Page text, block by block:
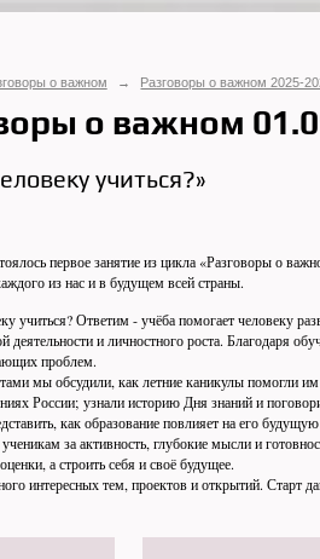
о важном → Разговоры о важном 2025-
о важном
учиться?»
первое занятие из цикла «Разговоры о
из нас и в будущем всей страны.
учиться? Ответим - учёба помогает человеку
деятельности и личностного роста. Благодаря
проблем.
мы обсудили, как летние каникулы помогли
России; узнали историю Дня знаний и
как образование повлияет на его
за активность, глубокие мысли и
а строить себя и своё будущее.
интересных тем, проектов и открытий. Старт